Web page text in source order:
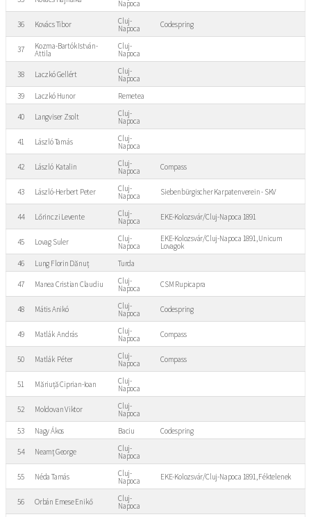
Napoca
36 Kovács Tibor Cluj-
Napoca Codespring
37 Kozma-Bartók István-
Attila
Cluj-
Napoca
38 Laczkó Gellért Cluj-
Napoca
39
Laczkó Hunor Remetea
40 Langviser Zsolt Cluj-
Napoca
41 László Tamás Cluj-
Napoca
42 László Katalin Cluj-
Napoca Compass
43 László-Herbert Peter Cluj-
Napoca Siebenbürgischer Karpatenverein - SKV
44 Lőrinczi Levente Cluj-
Napoca EKE-Kolozsvár/Cluj-Napoca 1891
45 Lovag Suler Cluj-
Napoca
EKE-Kolozsvár/Cluj-Napoca 1891, Unicum
Lovagok
46
Lung Florin Dănuț Turda
47 Manea Cristian Claudiu Cluj-
Napoca CSM Rupicapra
48 Mátis Anikó Cluj-
Napoca Codespring
49 Matlák András Cluj-
Napoca Compass
50 Matlák Péter Cluj-
Napoca Compass
51 Măriuță Ciprian-Ioan Cluj-
Napoca
52 Moldovan Viktor Cluj-
Napoca
53
Nagy Ákos Baciu Codespring
54 Neamț George Cluj-
Napoca
55 Néda Tamás Cluj-
Napoca EKE-Kolozsvár/Cluj-Napoca 1891, Féktelenek
56 Orbán Emese Enikő Cluj-
Napoca